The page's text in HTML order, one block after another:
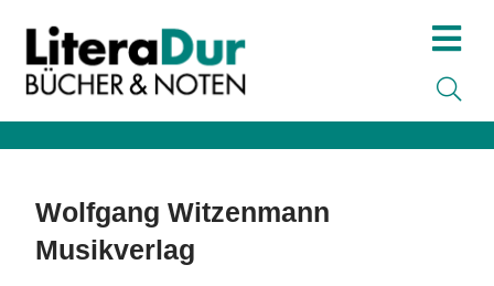
Wolfgang Witzenmann
Musikverlag